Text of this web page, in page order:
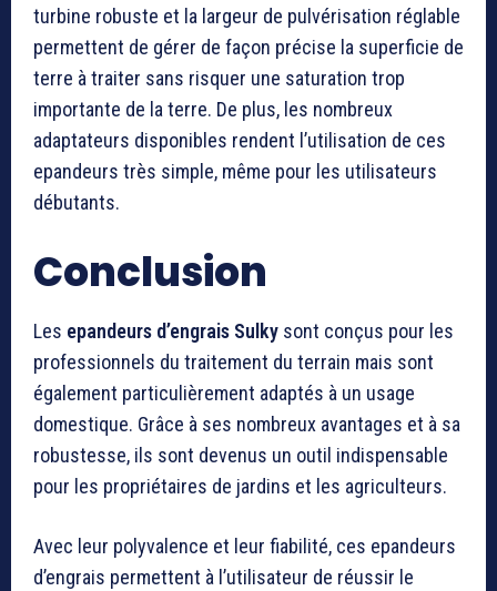
turbine robuste et la largeur de pulvérisation réglable
permettent de gérer de façon précise la superficie de
terre à traiter sans risquer une saturation trop
importante de la terre. De plus, les nombreux
adaptateurs disponibles rendent l’utilisation de ces
epandeurs très simple, même pour les utilisateurs
débutants.
Conclusion
Les epandeurs d’engrais Sulky sont conçus pour les
professionnels du traitement du terrain mais sont
également particulièrement adaptés à un usage
domestique. Grâce à ses nombreux avantages et à sa
robustesse, ils sont devenus un outil indispensable
pour les propriétaires de jardins et les agriculteurs.
Avec leur polyvalence et leur fiabilité, ces epandeurs
d’engrais permettent à l’utilisateur de réussir le